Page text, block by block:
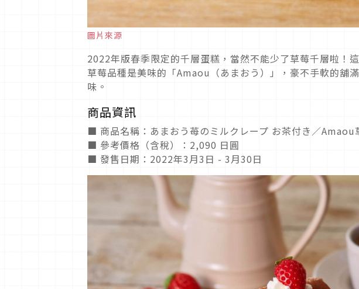
圖片來源
2022年版春季限定的千層蛋糕，當然不能少了草莓千層啦！
草莓品種是美味的「Amaou（あまおう）」，豪不手軟的舖
味。
商品資訊
■ 商品名稱：あまおう苺のミルクレープ お茶付き／Amaou
■ 參考價格（含稅）：2,090 日圓
■ 發售日期：2022年3月3日 - 3月30日